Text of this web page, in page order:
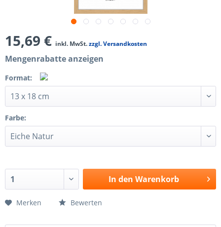
15,69 € inkl. MwSt.zzgl. Versandkosten
Mengenrabatte anzeigen
Format:
Farbe:
In den Warenkorb
Merken Bewerten